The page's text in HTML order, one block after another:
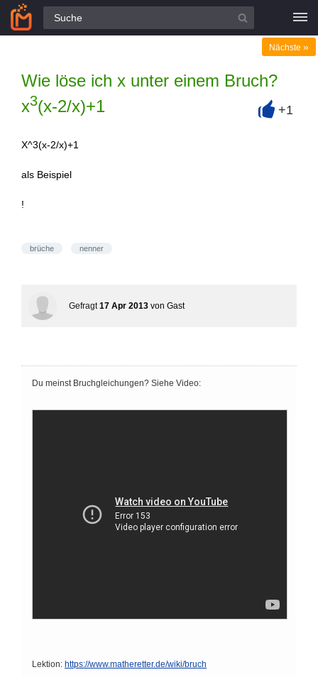
Alle Fragen
Wie löse ich x unter einem Bruch?
x3(x-2/x)+1
Nächste »
+1
X^3(x-2/x)+1
als Beispiel
!
brüche nenner
Gefragt 17 Apr 2013 von Gast
Du meinst Bruchgleichungen? Siehe Video:
Lektion: https://www.matheretter.de/wiki/bruch